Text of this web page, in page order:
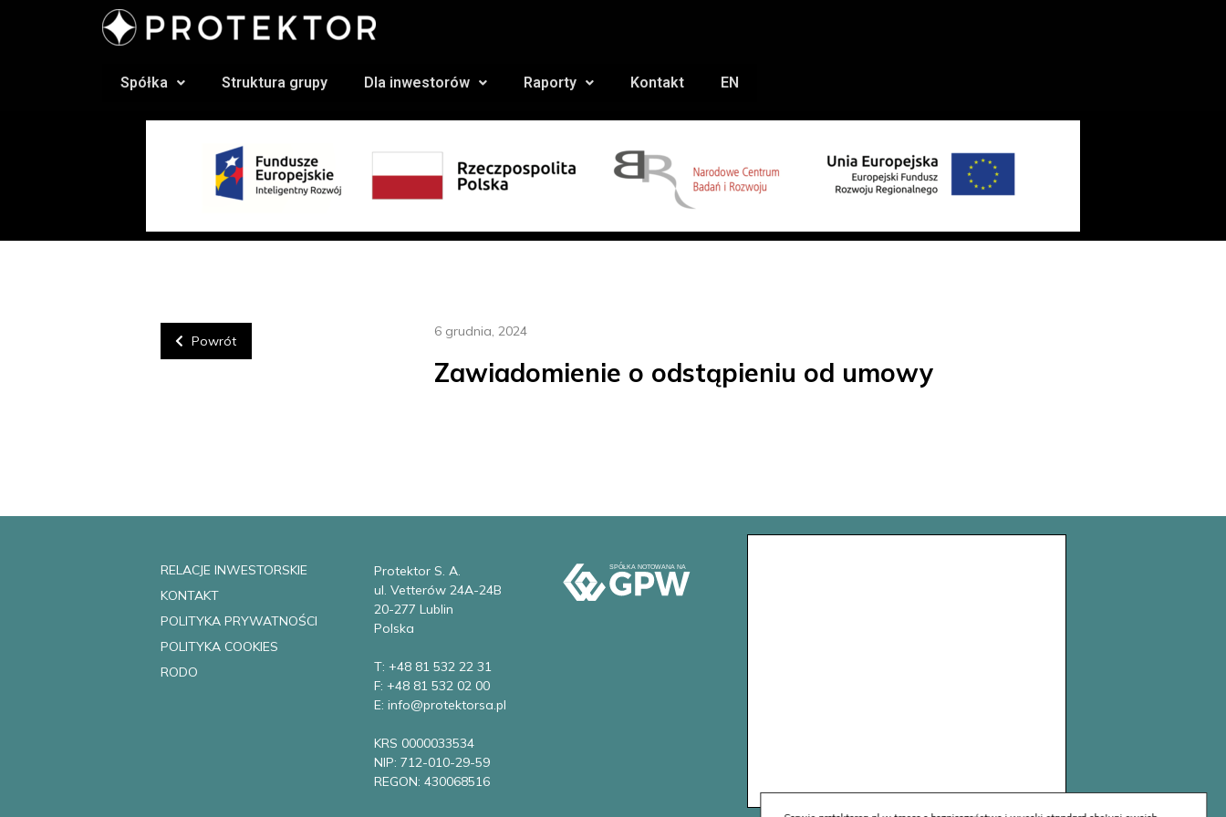
Spółka Struktura grupy Dla inwestorów Raporty Kontakt EN
Powrót
6 grudnia, 2024
Zawiadomienie o odstąpieniu od umowy
RELACJE INWESTORSKIE
KONTAKT
POLITYKA PRYWATNOŚCI
POLITYKA COOKIES
RODO
Protektor S. A.
ul. Vetterów 24A-24B
20-277 Lublin
Polska
T: +48 81 532 22 31
F: +48 81 532 02 00
E: info@protektorsa.pl
KRS 0000033534
NIP: 712-010-29-59
REGON: 430068516